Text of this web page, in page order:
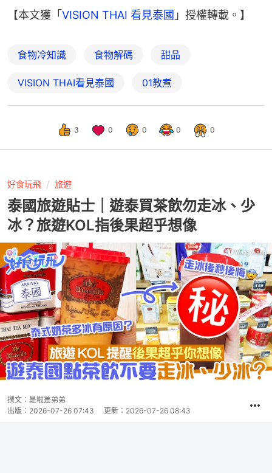
【本文獲「 VISION THAI 看見泰國 」授權轉載。】
食物冷知識 食物解碼 甜品
VISION THAI看見泰國 01教煮
3 0 0 0 0
好食玩飛 旅遊
泰國旅遊貼士｜遊泰買茶飲勿走冰、少
冰？旅遊KOL指後果超乎想像
撰文： 是啦差弟弟
出版： 2026-07-26 07:43 更新： 2026-07-26 08:43